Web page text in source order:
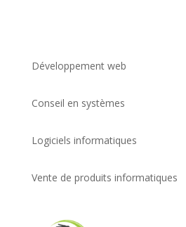
Développement web
Conseil en systèmes
Logiciels informatiques
Vente de produits informatiques